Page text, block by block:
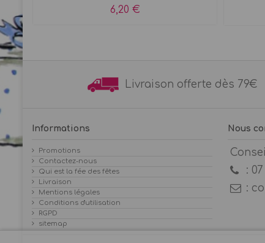
6,20 €
Livraison offerte dès
Informations
Promotions
Contactez-nous
Qui est la fée des fêtes
Livraison
Mentions légales
Conditions d'utilisation
RGPD
sitemap
Nous
:
: